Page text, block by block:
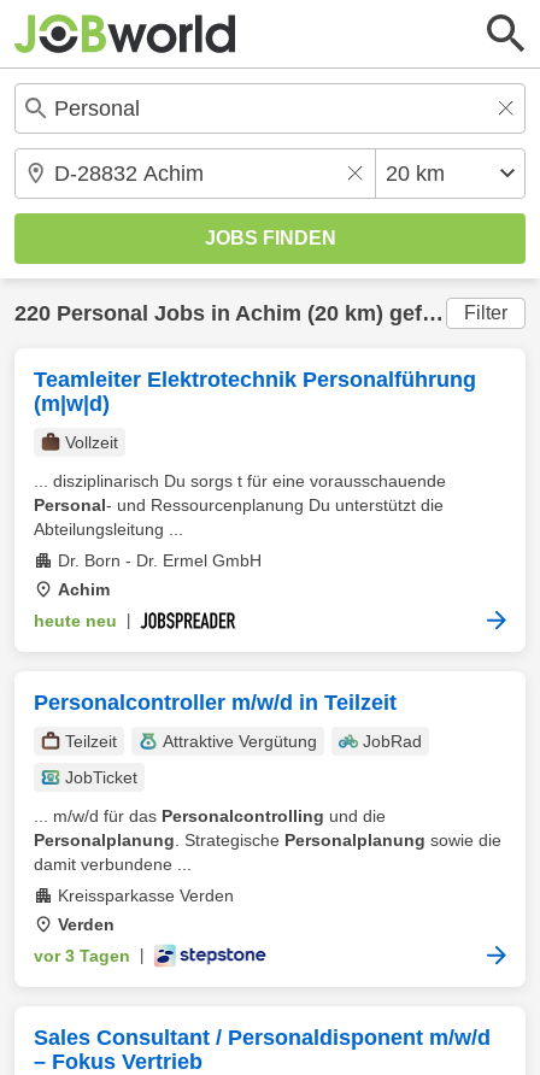
220 Personal Jobs in Achim (20 km) gefunden Filter
Teamleiter Elektrotechnik Personalführung
(m|w|d)
Vollzeit
... disziplinarisch Du sorgs t für eine vorausschauende
Personal- und Ressourcenplanung Du unterstützt die
Abteilungsleitung ...
Dr. Born - Dr. Ermel GmbH
Achim
heute neu
Personalcontroller m/w/d in Teilzeit
Teilzeit Attraktive Vergütung
JobRad
JobTicket
... m/w/d für das Personalcontrolling und die
Personalplanung . Strategische Personalplanung sowie die
damit verbundene ...
Kreissparkasse Verden
Verden
vor 3 Tagen
Sales Consultant / Personaldisponent m/w/d
– Fokus Vertrieb